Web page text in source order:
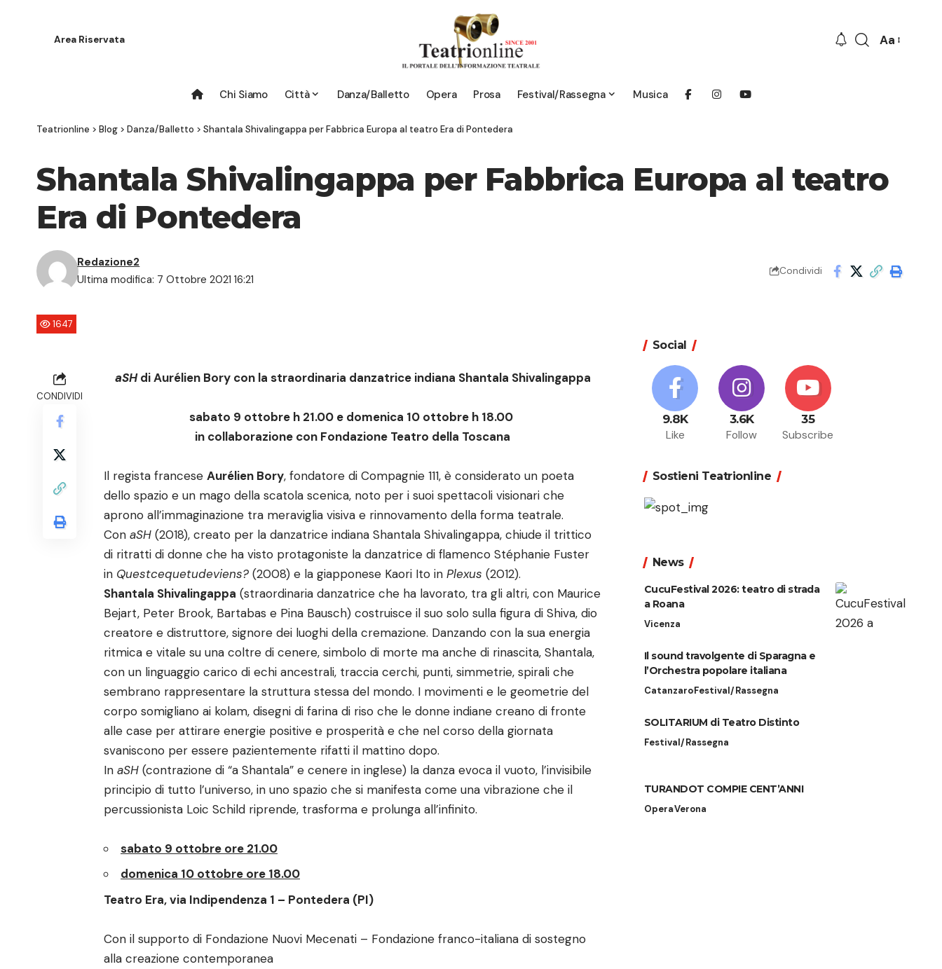
Area Riservata
Font
Aa
Chi Siamo Città Danza/Balletto Opera Prosa Festival/Rassegna Musica
Teatrionline > Blog > Danza/Balletto > Shantala Shivalingappa per Fabbrica Europa al teatro Era di Pontedera
Shantala Shivalingappa per Fabbrica Europa al teatro
Era di Pontedera
Ultima modifica: 7 Ottobre 2021 16:21
Redazione2
Condividi
1647
CONDIVIDI
aSHdi Aurélien Bory con la straordinaria danzatrice indiana Shantala Shivalingappa
sabato 9 ottobre h 21.00 e domenica 10 ottobre h 18.00
in collaborazione con Fondazione Teatro della Toscana
Il regista francese Aurélien Bory, fondatore di Compagnie 111, è considerato un poeta
dello spazio e un mago della scatola scenica, noto per i suoi spettacoli visionari che
aprono all’immaginazione tra meraviglia visiva e rinnovamento della forma teatrale.
Con aSH (2018), creato per la danzatrice indiana Shantala Shivalingappa, chiude il trittico
di ritratti di donne che ha visto protagoniste la danzatrice di flamenco Stéphanie Fuster
in Questcequetudeviens? (2008) e la giapponese Kaori Ito in Plexus (2012).
Shantala Shivalingappa (straordinaria danzatrice che ha lavorato, tra gli altri, con Maurice
Bejart, Peter Brook, Bartabas e Pina Bausch) costruisce il suo solo sulla figura di Shiva, dio
creatore e distruttore, signore dei luoghi della cremazione. Danzando con la sua energia
ritmica e vitale su una coltre di cenere, simbolo di morte ma anche di rinascita, Shantala,
con un linguaggio carico di echi ancestrali, traccia cerchi, punti, simmetrie, spirali che
sembrano rappresentare la struttura stessa del mondo. I movimenti e le geometrie del
corpo somigliano ai kolam, disegni di farina di riso che le donne indiane creano di fronte
alle case per attirare energie positive e prosperità e che nel corso della giornata
svaniscono per essere pazientemente rifatti il mattino dopo.
In aSH (contrazione di “a Shantala” e cenere in inglese) la danza evoca il vuoto, l’invisibile
principio di tutto l’universo, in uno spazio che si manifesta come una vibrazione che il
percussionista Loic Schild riprende, trasforma e prolunga all’infinito.
sabato 9 ottobre ore 21.00
domenica 10 ottobre ore 18.00
Teatro Era, via Indipendenza 1 – Pontedera (PI)
Con il supporto di Fondazione Nuovi Mecenati – Fondazione franco-italiana di sostegno
alla creazione contemporanea
Social
9.8K
Like
3.6K
Follow
35
Subscribe
Sostieni Teatrionline
News
CucuFestival 2026: teatro di strada
a Roana
Vicenza
Il sound travolgente di Sparagna e
l’Orchestra popolare italiana
CatanzaroFestival/Rassegna
SOLITARIUM di Teatro Distinto
Festival/Rassegna
TURANDOT COMPIE CENT’ANNI
OperaVerona